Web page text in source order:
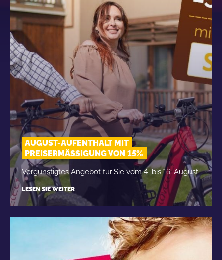
AUGUST-AUFENTHALT MIT
PREISERMÄSSIGUNG VON 15%
Vergünstigtes Angebot für Sie vom 4. bis 16. August
LESEN SIE WEITER